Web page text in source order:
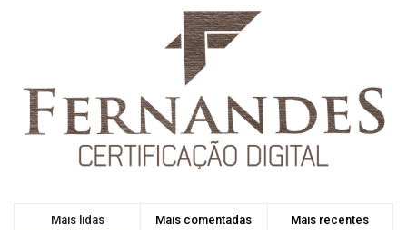
Mais lidas Mais comentadas Mais recentes